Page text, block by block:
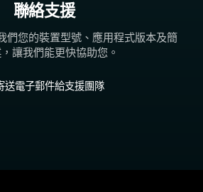
聯絡支援
們您的裝置型號、應用程式版本及簡
讓我們能更快協助您。
送電子郵件給支援團隊